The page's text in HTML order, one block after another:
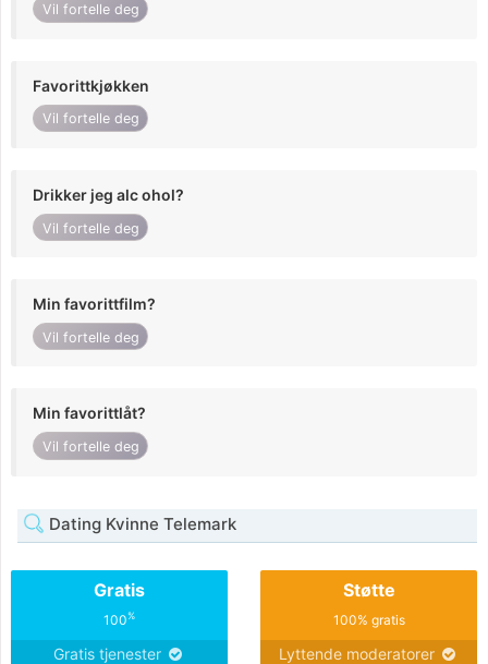
Vil fortelle deg
Favorittkjøkken
Vil fortelle deg
Drikker jeg alc ohol?
Vil fortelle deg
Min favorittfilm?
Vil fortelle deg
Min favorittlåt?
Vil fortelle deg
Dating Kvinne Telemark
Gratis
100%
Gratis tjenester
Støtte
100% gratis
Lyttende moderatorer